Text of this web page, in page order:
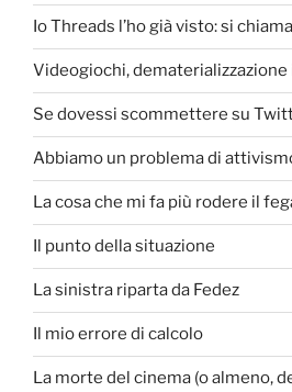
Io Threads l’ho già visto: si
Videogiochi, dematerializzazione
Se dovessi scommettere su
Abbiamo un problema di
La cosa che mi fa più rodere il
Il punto della situazione
La sinistra riparta da Fedez
Il mio errore di calcolo
La morte del cinema (o almeno,